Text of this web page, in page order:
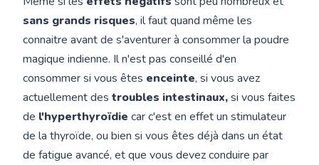
sans grands risques, il faut quand même les
connaitre avant de s'aventurer à consommer la poudre
magique indienne. Il n'est pas conseillé d'en
consommer si vous êtes enceinte, si vous avez
actuellement destroubles intestinaux,si vous faites
de l'hyperthyroïdie car c'est en effet un stimulateur
de la thyroïde, ou bien si vous êtes déjà dans un état
de fatigue avancé, et que vous devez conduire par